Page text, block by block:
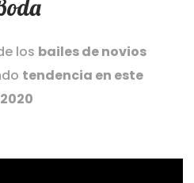
los bailes de novios
tendencia en este
2020